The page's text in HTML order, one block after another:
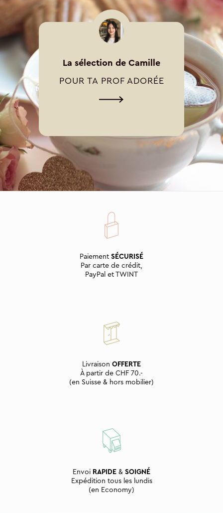
La sélection de Camille
POUR TA PROF ADORÉE
Paiement SÉCURISÉ
Par carte de crédit,
PayPal et TWINT
Livraison OFFERTE
À partir de CHF 70.-
(en Suisse & hors mobilier)
Envoi RAPIDE & SOIGNÉ
Expédition tous les lundis
(en Economy)